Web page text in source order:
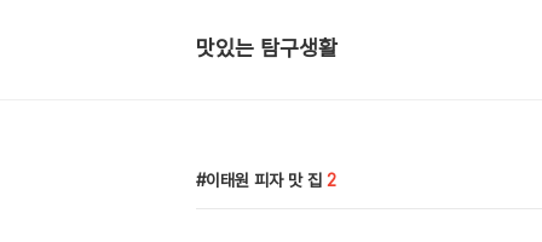
맛있는 탐구생활
이태원 피자 맛 집 2